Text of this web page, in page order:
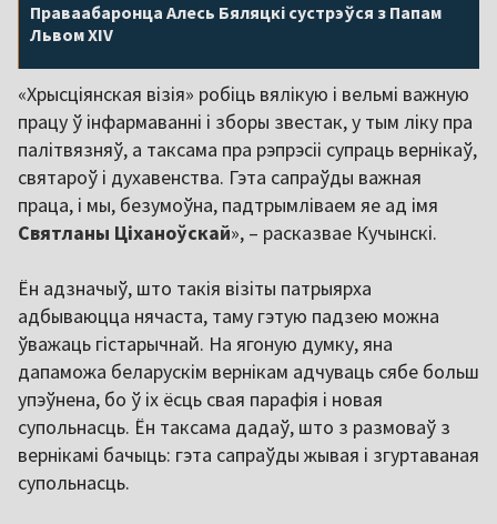
Праваабаронца Алесь Бяляцкі сустрэўся з Папам
Львом XIV
«Хрысціянская візія» робіць вялікую і вельмі важную
працу ў інфармаванні і зборы звестак, у тым ліку пра
палітвязняў, а таксама пра рэпрэсіі супраць вернікаў,
святароў і духавенства. Гэта сапраўды важная
праца, і мы, безумоўна, падтрымліваем яе ад імя
Святланы Ціханоўскай», – расказвае Кучынскі.
Ён адзначыў, што такія візіты патрыярха
адбываюцца нячаста, таму гэтую падзею можна
ўважаць гістарычнай. На ягоную думку, яна
дапаможа беларускім вернікам адчуваць сябе больш
упэўнена, бо ў іх ёсць свая парафія і новая
супольнасць. Ён таксама дадаў, што з размоваў з
вернікамі бачыць: гэта сапраўды жывая і згуртаваная
супольнасць.